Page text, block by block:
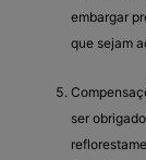
embargar
que sejam
ser